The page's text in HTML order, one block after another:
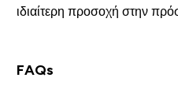
ιδιαίτερη προσοχή στην
FAQs